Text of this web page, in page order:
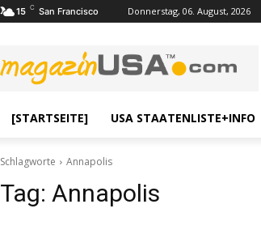
15 C San Francisco Donnerstag, 06. August, 2026
[STARTSEITE] USA STAATENLISTE+INFO
Schlagworte Annapolis
Tag: Annapolis